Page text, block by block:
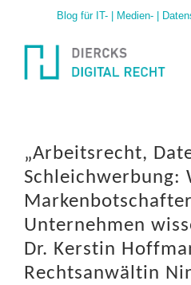
Blog für IT- | Medien- |
„Arbeitsrecht,
Schleichwerbung:
Unternehmen
Dr. Kerstin
Rechtsanwältin